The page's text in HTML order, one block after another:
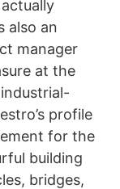
also an
manager
at the
profile
for the
building
bridges,